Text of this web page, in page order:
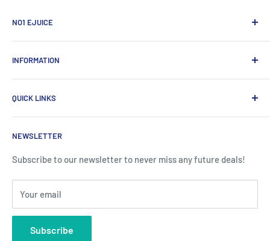
NO1 EJUICE
2 Bramhall Place, Storeys Bar Road, Peterborough,
England, PE1 5YS
Tel:03301595116
INFORMATION
帮助中心
评论
运输与退货
常见问题
Contact Us
QUICK LINKS
关于我们
批发
隐私政策
RSS 联合
Blog
NEWSLETTER
Subscribe to our newsletter to never miss any future deals!
Your email
Subscribe